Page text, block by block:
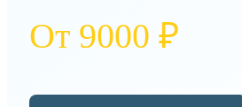
От 9000 ₽